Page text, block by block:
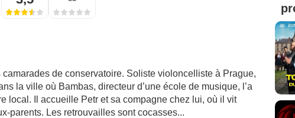
camarades de conservatoire. Soliste violoncelliste à Prague,
la ville où Bambas, directeur d’une école de musique, l’a
local. Il accueille Petr et sa compagne chez lui, où il vit
parents. Les retrouvailles sont cocasses...